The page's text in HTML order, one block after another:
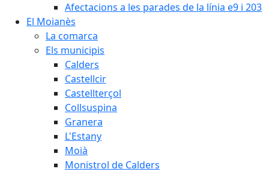
Afectacions a les parades de la línia e9 i 203
El Moianès
La comarca
Els municipis
Calders
Castellcir
Castellterçol
Collsuspina
Granera
L'Estany
Moià
Monistrol de Calders